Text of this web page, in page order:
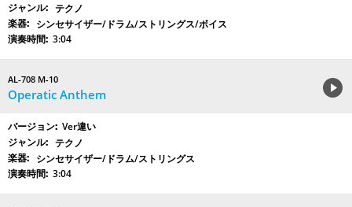
テクノ
シンセサイザー/ドラム/ストリングス/ボイス
3:04
AL-708 M-10
Operatic Anthem
Ver違い
テクノ
シンセサイザー/ドラム/ストリングス
3:04